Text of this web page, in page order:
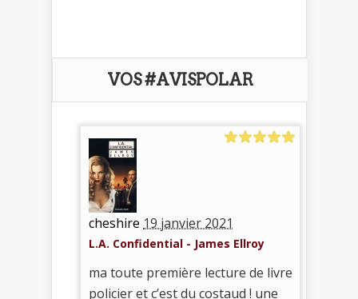
VOS #AVISPOLAR
cheshire 19 janvier 2021
L.A. Confidential - James Ellroy
ma toute première lecture de livre
policier et c’est du costaud ! une